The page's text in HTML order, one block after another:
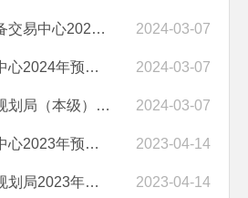
保山市土地收购储备交易中心2024年预算编制说明 2024-03-07
保山市不动产登记中心2024年预算编制说明 2024-03-07
保山市自然资源和规划局（本级）2024年预算编制说明 2024-03-07
保山市不动产登记中心2023年预算编制说明 2023-04-14
保山市自然资源和规划局2023年部门预算编制说明 2023-04-14